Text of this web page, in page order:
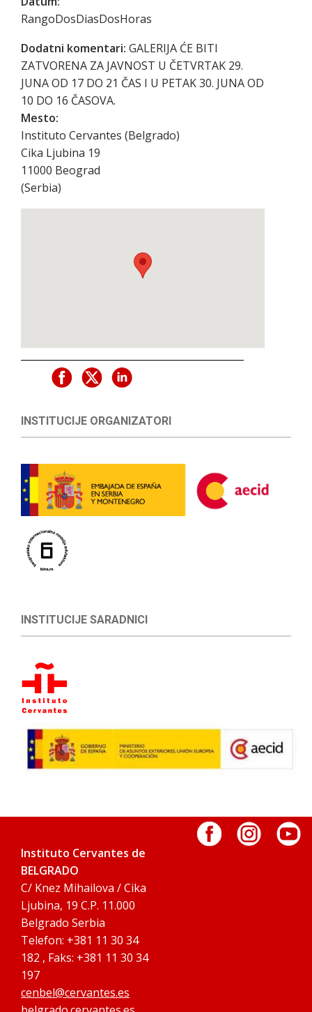
RangoDosDiasDosHoras
Dodatni komentari: GALERIJA ĆE BITI
ZATVORENA ZA JAVNOST U ČETVRTAK 29.
JUNA OD 17 DO 21 ČAS I U PETAK 30. JUNA OD
10 DO 16 ČASOVA.
Mesto:
Instituto Cervantes (Belgrado)
Cika Ljubina 19
11000 Beograd
(Serbia)
INSTITUCIJE ORGANIZATORI
INSTITUCIJE SARADNICI
Instituto Cervantes de
BELGRADO
C/ Knez Mihailova / Cika
Ljubina, 19 C.P. 11.000
Belgrado Serbia
Telefon: +381 11 30 34
182 , Faks: +381 11 30 34
197
cenbel@cervantes.es